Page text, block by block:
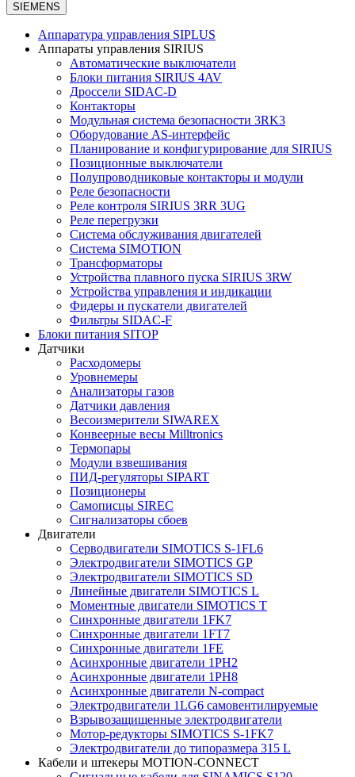
SIEMENS
Аппаратура управления SIPLUS
Аппараты управления SIRIUS
Автоматические выключатели
Блоки питания SIRIUS 4AV
Дроссели SIDAC-D
Контакторы
Модульная система безопасности 3RK3
Оборудование AS-интерфейс
Планирование и конфигурирование для SIRIUS
Позиционные выключатели
Полупроводниковые контакторы и модули
Реле безопасности
Реле контроля SIRIUS 3RR 3UG
Реле перегрузки
Сиcтема обслуживания двигателей
Система SIMOTION
Трансформаторы
Устройства плавного пуска SIRIUS 3RW
Устройства управления и индикации
Фидеры и пускатели двигателей
Фильтры SIDAC-F
Блоки питания SITOP
Датчики
Расходомеры
Уровнемеры
Анализаторы газов
Датчики давления
Весоизмерители SIWAREX
Конвеерные весы Milltronics
Термопары
Модули взвешивания
ПИД-регуляторы SIPART
Позиционеры
Самописцы SIREC
Сигнализаторы сбоев
Двигатели
Серводвигатели SIMOTICS S-1FL6
Электродвигатели SIMOTICS GP
Электродвигатели SIMOTICS SD
Линейные двигатели SIMOTICS L
Моментные двигатели SIMOTICS T
Синхронные двигатели 1FK7
Синхронные двигатели 1FT7
Синхронные двигатели 1FE
Асинхронные двигатели 1PH2
Асинхронные двигатели 1PH8
Асинхронные двигатели N-compact
Электродвигатели 1LG6 cамовентилируемые
Взрывозащищенные электродвигатели
Мотор-редукторы SIMOTICS S-1FK7
Электродвигатели до типоразмера 315 L
Кабели и штекеры MOTION-CONNECT